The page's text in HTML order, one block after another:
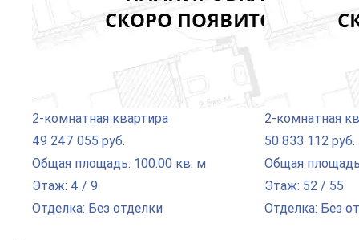
2-комнатная квартира
49 247 055 руб.
Общая площадь: 100.00 кв. м
Этаж: 4 / 9
Отделка: Без отделки
2-комнатная
50 833 112 руб.
Общая
Этаж: 52 / 55
Отделка: Без